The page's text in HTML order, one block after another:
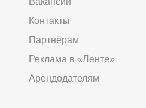
Контакты
Партнёрам
Реклама в «Ленте»
Арендодателям